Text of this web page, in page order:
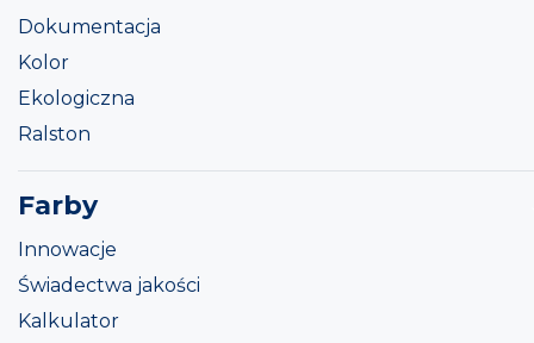
Dokumentacja
Kolor
Ekologiczna
Ralston
Farby
Innowacje
Świadectwa jakości
Kalkulator